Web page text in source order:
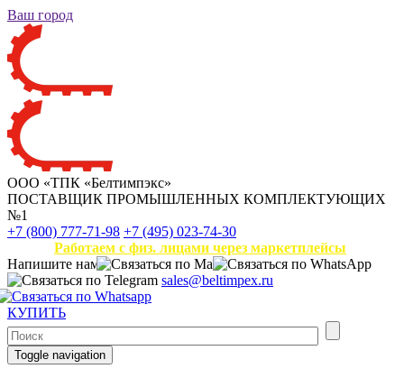
Ваш город
ООО «ТПК «Белтимпэкс»
ПОСТАВЩИК ПРОМЫШЛЕННЫХ КОМПЛЕКТУЮЩИХ
№1
+7 (800) 777-71-98 +7 (495) 023-74-30
Работаем с физ. лицами через маркетплейсы
Напишите нам
sales@beltimpex.ru
КУПИТЬ
Toggle navigation